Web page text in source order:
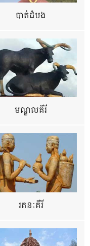
បាត់ដំបង
មណ្ឌលគីរី
រតនៈគីរី